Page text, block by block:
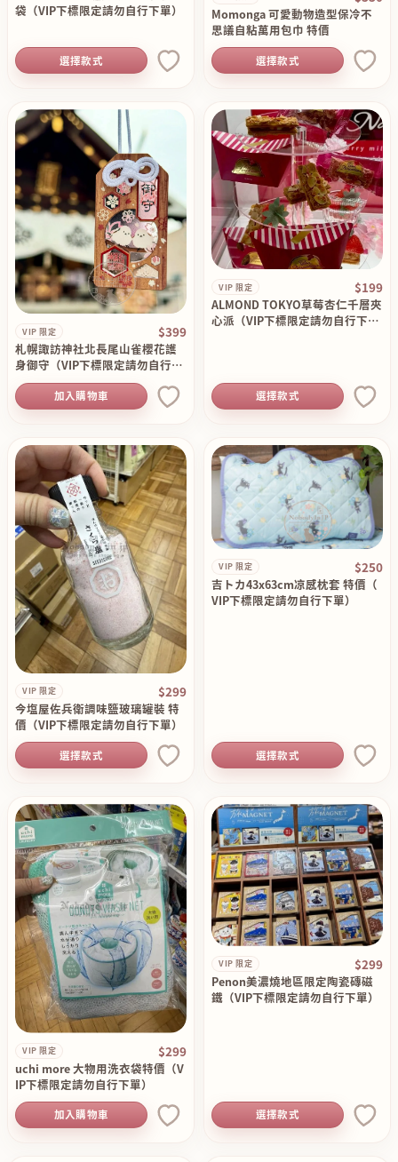
袋（VIP下標限定請勿自行下單）
選擇款式
Momonga 可愛動物造型保冷不
思議自粘萬用包巾 特價
選擇款式
VIP 限定 $399
札幌諏訪神社北長尾山雀櫻花護
身御守（VIP下標限定請勿自行下
單）
加入購物車
VIP 限定 $199
ALMOND TOKYO草莓杏仁千層夾
心派（VIP下標限定請勿自行下單
選擇款式
VIP 限定 $299
今塩屋佐兵衛調味鹽玻璃罐裝 特
價（VIP下標限定請勿自行下單）
選擇款式
VIP 限定 $250
吉トカ43x63cm凉感枕套 特價（
VIP下標限定請勿自行下單）
選擇款式
VIP 限定 $299
uchi more 大物用洗衣袋特價（V
IP下標限定請勿自行下單）
加入購物車
VIP 限定 $299
Penon美濃燒地區限定陶瓷磚磁
鐵（VIP下標限定請勿自行下單）
選擇款式